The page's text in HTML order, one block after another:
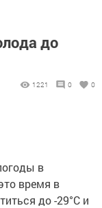
до
1221 0 0
в
время в
до -29°С и